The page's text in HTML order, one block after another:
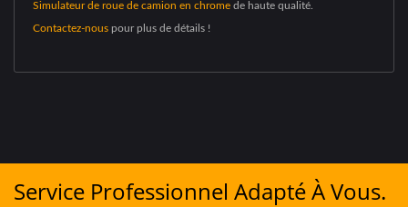
Simulateur de roue de camion en chrome de haute qualité.
Contactez-nous pour plus de détails !
Service Professionnel Adapté À Vous.